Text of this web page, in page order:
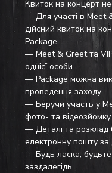
Квиток на концерт
— Для участі в Meet
дійсний квиток на
Package.
— Meet & Greet та
однієї особи.
— Package можна
проведення заходу.
— Беручи участь у
фото- та відеозйомку.
— Деталі та розклад
електронну пошту за
— Будь ласка, будьте
заздалегідь.